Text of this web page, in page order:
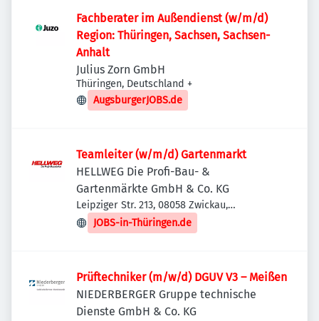
Fachberater im Außendienst (w/m/d)
Region: Thüringen, Sachsen, Sachsen-
Anhalt
Julius Zorn GmbH
Thüringen, Deutschland +
AugsburgerJOBS.de
Teamleiter (w/m/d) Gartenmarkt
HELLWEG Die Profi-Bau- &
Gartenmärkte GmbH & Co. KG
Leipziger Str. 213, 08058 Zwickau,
Deutschland
JOBS-in-Thüringen.de
Prüftechniker (m/w/d) DGUV V3 – Meißen
NIEDERBERGER Gruppe technische
Dienste GmbH & Co. KG